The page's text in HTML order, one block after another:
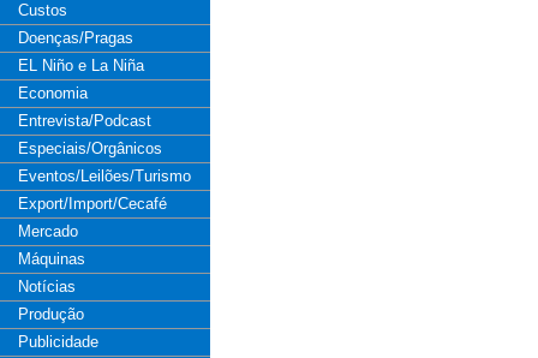
Custos
Doenças/Pragas
EL Niño e La Niña
Economia
Entrevista/Podcast
Especiais/Orgânicos
Eventos/Leilões/Turismo
Export/Import/Cecafé
Mercado
Máquinas
Notícias
Produção
Publicidade